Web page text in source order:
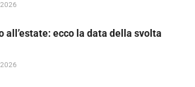
2026
all’estate: ecco la data della svolta
2026